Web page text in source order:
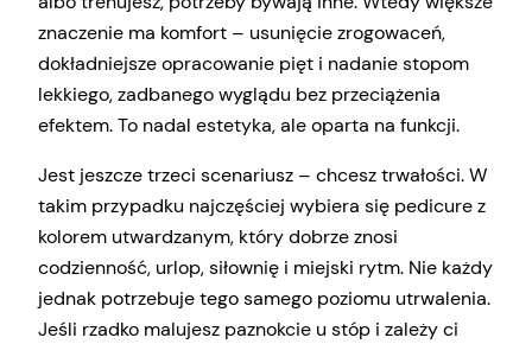
znaczenie ma komfort – usunięcie zrogowaceń,
dokładniejsze opracowanie pięt i nadanie stopom
lekkiego, zadbanego wyglądu bez przeciążenia
efektem. To nadal estetyka, ale oparta na funkcji.
Jest jeszcze trzeci scenariusz – chcesz trwałości. W
takim przypadku najczęściej wybiera się pedicure z
kolorem utwardzanym, który dobrze znosi
codzienność, urlop, siłownię i miejski rytm. Nie każdy
jednak potrzebuje tego samego poziomu utrwalenia.
Jeśli rzadko malujesz paznokcie u stóp i zależy ci